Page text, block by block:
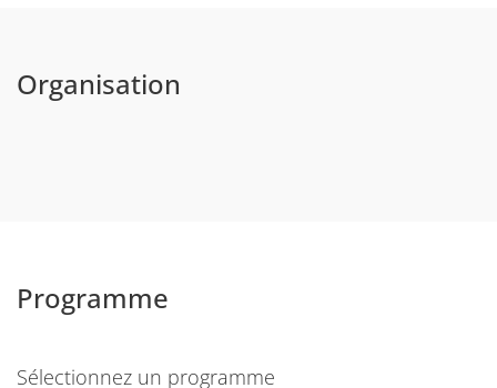
Organisation
Programme
Sélectionnez un programme